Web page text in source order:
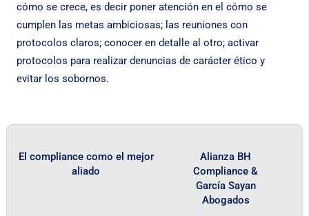
cómo se crece, es decir poner atención en el cómo se
cumplen las metas ambiciosas; las reuniones con
protocolos claros; conocer en detalle al otro; activar
protocolos para realizar denuncias de carácter ético y
evitar los sobornos.
El compliance como el mejor
aliado
Alianza BH
Compliance &
García Sayan
Abogados